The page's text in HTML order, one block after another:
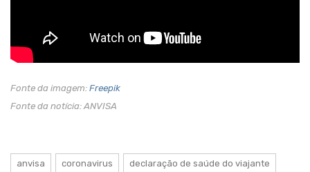
Fonte da imagem: Freepik
Fonte da notícia: ANVISA
anvisa coronavirus declaração de saúde do viajante